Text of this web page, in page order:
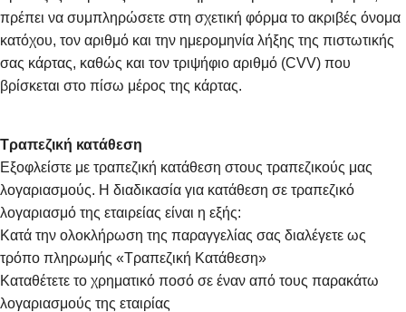
πρέπει να συμπληρώσετε στη σχετική φόρμα το ακριβές όνομα
κατόχου, τον αριθμό και την ημερομηνία λήξης της πιστωτικής
σας κάρτας, καθώς και τον τριψήφιο αριθμό (CVV) που
βρίσκεται στο πίσω μέρος της κάρτας.
Τραπεζική κατάθεση
Εξοφλείστε με τραπεζική κατάθεση στους τραπεζικούς μας
λογαριασμούς. Η διαδικασία για κατάθεση σε τραπεζικό
λογαριασμό της εταιρείας είναι η εξής:
Κατά την ολοκλήρωση της παραγγελίας σας διαλέγετε ως
τρόπο πληρωμής «Τραπεζική Κατάθεση»
Καταθέτετε το χρηματικό ποσό σε έναν από τους παρακάτω
λογαριασμούς της εταιρίας